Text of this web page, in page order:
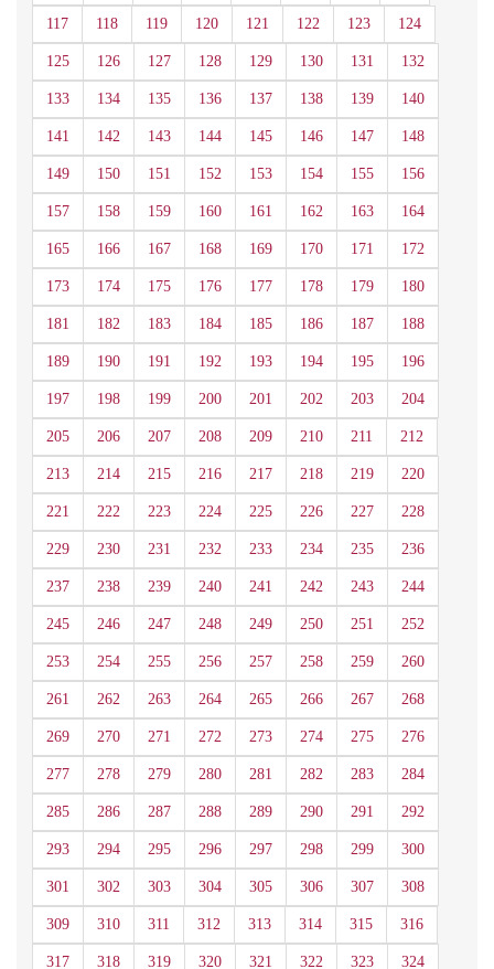
117 118 119 120 121 122 123 124
125 126 127 128 129 130 131 132
133 134 135 136 137 138 139 140
141 142 143 144 145 146 147 148
149 150 151 152 153 154 155 156
157 158 159 160 161 162 163 164
165 166 167 168 169 170 171 172
173 174 175 176 177 178 179 180
181 182 183 184 185 186 187 188
189 190 191 192 193 194 195 196
197 198 199 200 201 202 203 204
205 206 207 208 209 210 211 212
213 214 215 216 217 218 219 220
221 222 223 224 225 226 227 228
229 230 231 232 233 234 235 236
237 238 239 240 241 242 243 244
245 246 247 248 249 250 251 252
253 254 255 256 257 258 259 260
261 262 263 264 265 266 267 268
269 270 271 272 273 274 275 276
277 278 279 280 281 282 283 284
285 286 287 288 289 290 291 292
293 294 295 296 297 298 299 300
301 302 303 304 305 306 307 308
309 310 311 312 313 314 315 316
317 318 319 320 321 322 323 324